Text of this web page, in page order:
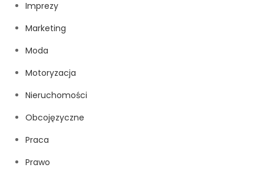
Imprezy
Marketing
Moda
Motoryzacja
Nieruchomości
Obcojęzyczne
Praca
Prawo